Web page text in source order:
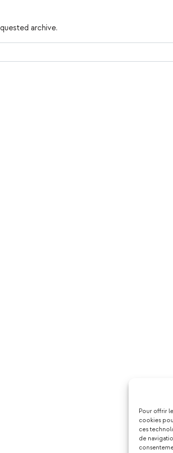
Pour offrir
cookies
ces
de
archive.